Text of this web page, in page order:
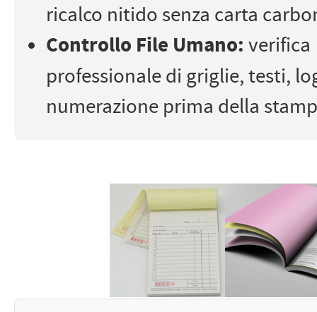
ricalco nitido senza carta
Controllo File Umano: verifica
professionale di griglie, testi,
numerazione prima della